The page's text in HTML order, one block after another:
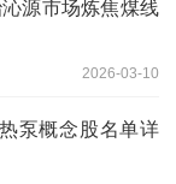
源市场炼焦煤线
2026-03-10
泵概念股名单详